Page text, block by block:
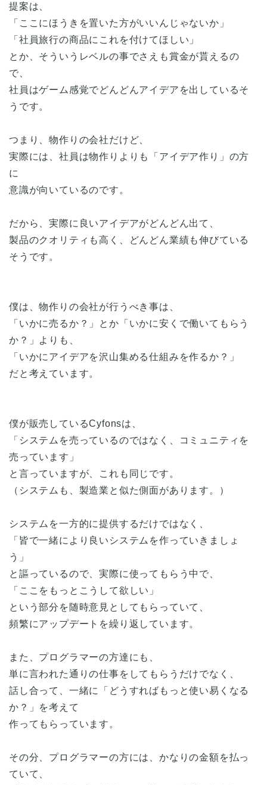
提案は、
「ここにほうきを置いた方がいいんじゃないか」
「社員旅行の商品にこれを付けてほしい」
とか、そういうレベルの事でさえも賞金が貰えるの
で、
社員はゲーム感覚でどんどんアイデアを出しているそ
うです。
つまり、物作りの会社だけど、
実際には、社員は物作りよりも「アイデア作り」の方
に
意識が向いているのです。
だから、実際に良いアイデアがどんどん出て、
製品のクオリティも高く、どんどん業績も伸びている
そうです。
僕は、物作りの会社が行うべき事は、
「いかに売るか？」とか「いかに安くで働いてもらう
か？」よりも、
「いかにアイデアを沢山集める仕組みを作るか？」
だと考えています。
僕が販売しているCyfonsは、
「システムを売っているのではなく、コミュニティを
売っています」
と言っていますが、これも同じです。
（システムも、製造業と似た側面があります。）
システムを一方的に提供するだけではなく、
「皆で一緒により良いシステムを作っていきましょ
う」
と謳っているので、実際に使ってもらう中で、
「ここをもっとこうして欲しい」
という部分を随時意見としてもらっていて、
頻繁にアップデートを繰り返しています。
また、プログラマーの方達にも、
単に言われた通りの仕事をしてもらうだけでなく、
話し合って、一緒に「どうすればもっと使い易くなる
か？」を考えて
作ってもらっています。
その分、プログラマーの方には、かなりの金額を払っ
ていて、